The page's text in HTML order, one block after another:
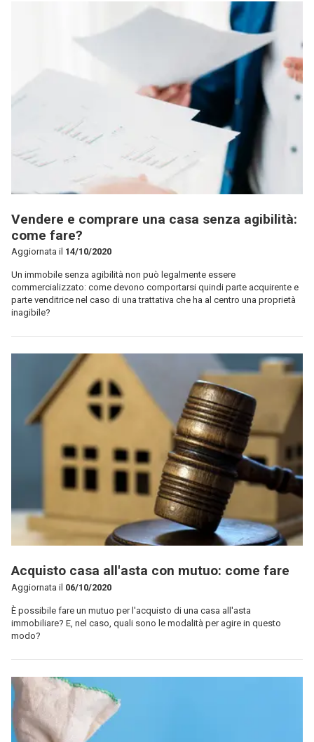
Vendere e comprare una casa senza agibilità:
come fare?
Aggiornata il 14/10/2020
Un immobile senza agibilità non può legalmente essere
commercializzato: come devono comportarsi quindi parte acquirente e
parte venditrice nel caso di una trattativa che ha al centro una proprietà
inagibile?
Acquisto casa all'asta con mutuo: come fare
Aggiornata il 06/10/2020
È possibile fare un mutuo per l'acquisto di una casa all'asta
immobiliare? E, nel caso, quali sono le modalità per agire in questo
modo?